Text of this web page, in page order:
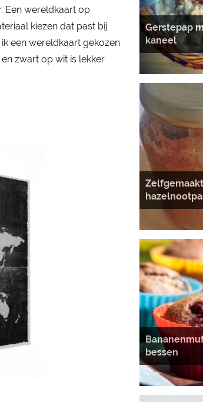
Een wereldkaart op
kiezen dat past bij
een wereldkaart gekozen
zwart op wit is lekker
Gerstepap
kaneel
bessen